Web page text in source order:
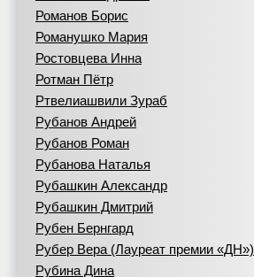
Романов Борис
Романушко Мария
Ростовцева Инна
Ротман Пётр
Ртвелиашвили Зураб
Рубанов Андрей
Рубанов Роман
Рубанова Наталья
Рубашкин Александр
Рубашкин Дмитрий
Рубен Бернгард
Рубер Вера (Лауреат премии «ДН»)
Рубина Дина